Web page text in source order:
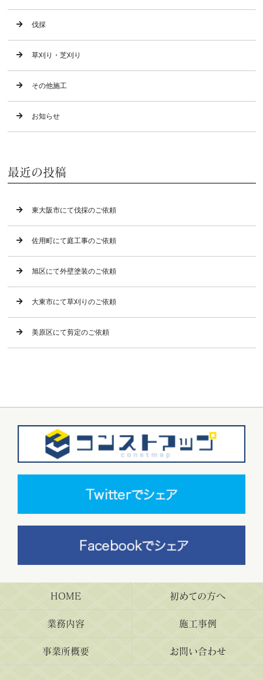
伐採
草刈り・芝刈り
その他施工
お知らせ
最近の投稿
東大阪市にて伐採のご依頼
佐用町にて庭工事のご依頼
旭区にて外壁塗装のご依頼
大東市にて草刈りのご依頼
美原区にて剪定のご依頼
HOME 初めての方へ
業務内容 施工事例
事業所概要 お問い合わせ